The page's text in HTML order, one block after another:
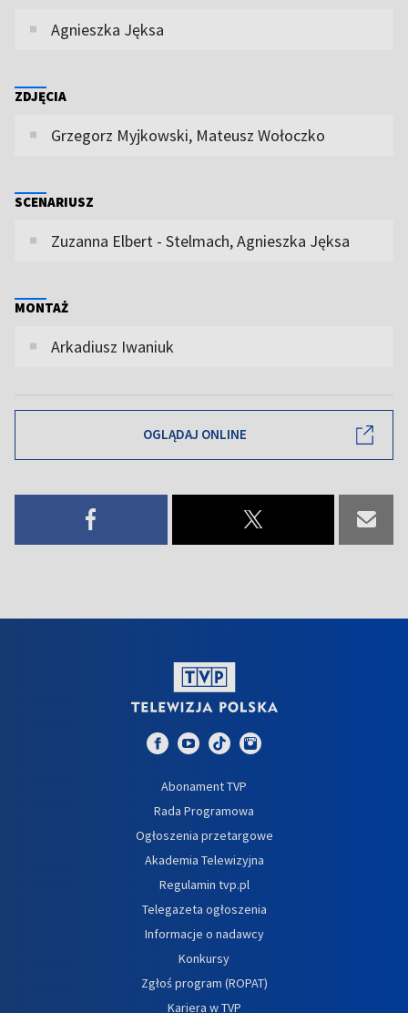
Agnieszka Jęksa
ZDJĘCIA
Grzegorz Myjkowski, Mateusz Wołoczko
SCENARIUSZ
Zuzanna Elbert - Stelmach, Agnieszka Jęksa
MONTAŻ
Arkadiusz Iwaniuk
OGLĄDAJ ONLINE
Abonament TVP
Rada Programowa
Ogłoszenia przetargowe
Akademia Telewizyjna
Regulamin tvp.pl
Telegazeta ogłoszenia
Informacje o nadawcy
Konkursy
Zgłoś program (ROPAT)
Kariera w TVP